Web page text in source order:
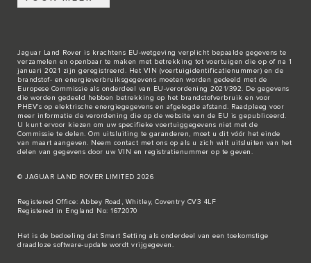
Jaguar Land Rover is krachtens EU-wetgeving verplicht bepaalde gegevens te
verzamelen en openbaar te maken met betrekking tot voertuigen die op of na 1
januari 2021 zijn geregistreerd. Het VIN (voertuigidentificatienummer) en de
brandstof- en energieverbruiksgegevens moeten worden gedeeld met de
Europese Commissie als onderdeel van EU-verordening 2021/392. De gegevens
die worden gedeeld hebben betrekking op het brandstofverbruik en voor
PHEV's op elektrische energiegegevens en afgelegde afstand. Raadpleeg voor
meer informatie de verordening die op de website van de EU is gepubliceerd.
U kunt ervoor kiezen om uw specifieke voertuiggegevens niet met de
Commissie te delen. Om uitsluiting te garanderen, moet u dit vóór het einde
van maart aangeven. Neem contact met ons op als u zich wilt uitsluiten van het
delen van gegevens door uw VIN en registratienummer op te geven.
© JAGUAR LAND ROVER LIMITED 2026
Registered Office: Abbey Road, Whitley, Coventry CV3 4LF
Registered in England No: 1672070
Het is de bedoeling dat Smart Setting als onderdeel van een toekomstige
draadloze software-update wordt vrijgegeven.